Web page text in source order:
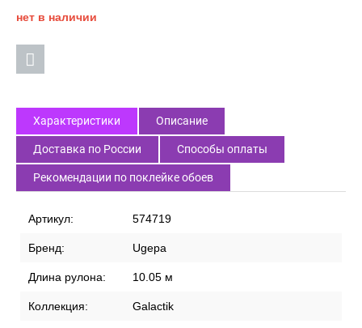
нет в наличии
Характеристики Описание
Доставка по России Способы оплаты
Рекомендации по поклейке обоев
Артикул: 574719
Бренд: Ugepa
Длина рулона: 10.05 м
Коллекция: Galactik